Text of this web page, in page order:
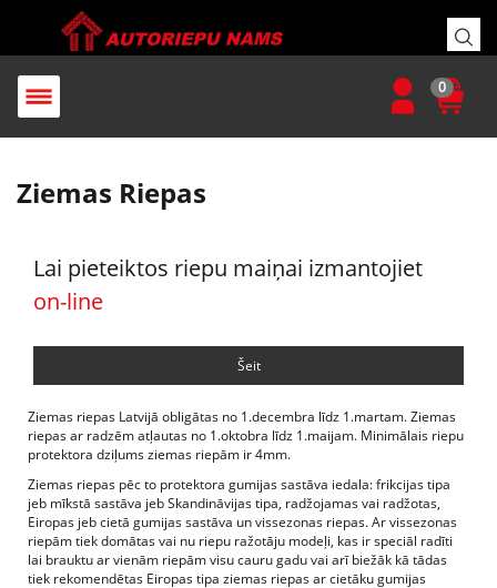
0
Ziemas Riepas
Lai pieteiktos riepu maiņai izmantojiet
on-line
Šeit
Ziemas riepas Latvijā obligātas no 1.decembra līdz 1.martam. Ziemas
riepas ar radzēm atļautas no 1.oktobra līdz 1.maijam. Minimālais riepu
protektora dziļums ziemas riepām ir 4mm.
Ziemas riepas pēc to protektora gumijas sastāva iedala: frikcijas tipa
jeb mīkstā sastāva jeb Skandināvijas tipa, radžojamas vai radžotas,
Eiropas jeb cietā gumijas sastāva un vissezonas riepas. Ar vissezonas
riepām tiek domātas vai nu riepu ražotāju modeļi, kas ir speciāl radīti
lai brauktu ar vienām riepām visu cauru gadu vai arī biežāk kā tādas
tiek rekomendētas Eiropas tipa ziemas riepas ar cietāku gumijas